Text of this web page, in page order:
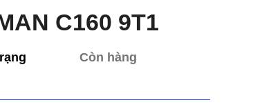
C160 9T1
Còn hàng